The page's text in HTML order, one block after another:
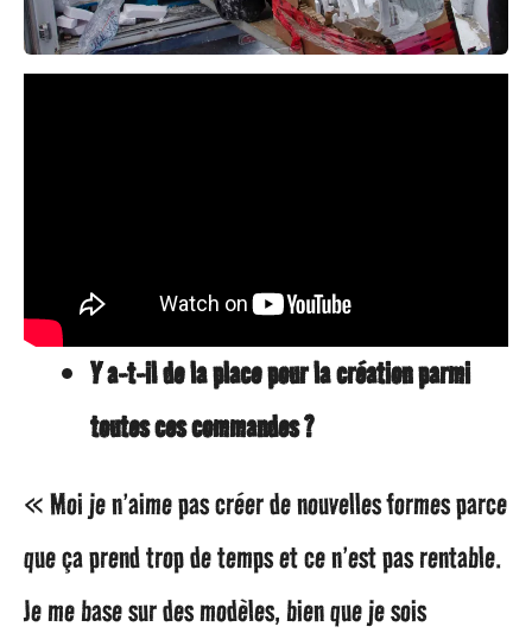
Y a-t-il de la place pour la création parmi
toutes ces commandes ?
« Moi je n’aime pas créer de nouvelles formes parce
que ça prend trop de temps et ce n’est pas rentable.
Je me base sur des modèles, bien que je sois